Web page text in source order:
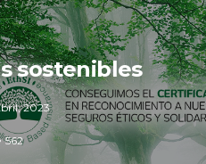
sostenibles
2023
562